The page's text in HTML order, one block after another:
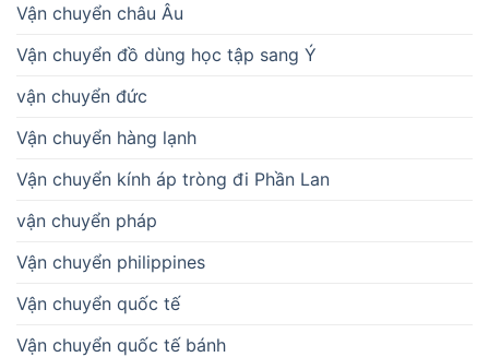
Vận chuyển châu Âu
Vận chuyển đồ dùng học tập sang Ý
vận chuyển đức
Vận chuyển hàng lạnh
Vận chuyển kính áp tròng đi Phần Lan
vận chuyển pháp
Vận chuyển philippines
Vận chuyển quốc tế
Vận chuyển quốc tế bánh